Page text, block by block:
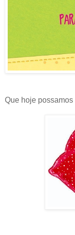
Que hoje